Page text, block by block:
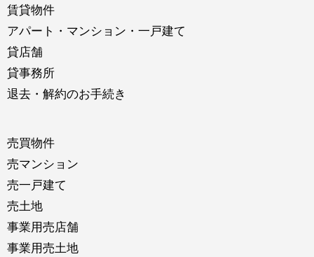
賃貸物件
アパート・マンション・一戸建て
貸店舗
貸事務所
退去・解約のお手続き
売買物件
売マンション
売一戸建て
売土地
事業用売店舗
事業用売土地